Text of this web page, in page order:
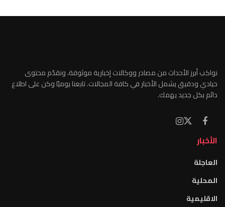
نواكب أبرز الأحداث من مصادر ووكالات إخبارية موثوقة، ونقدّم محتوى
حيادي ودقيق يشمل الأخبار في كافة المجالات. تابعنا يوميًا وكن على اطلاع
دائم بكل جديد يهمك.
الأخبار
العاجلة
المحلية
الاقليمية